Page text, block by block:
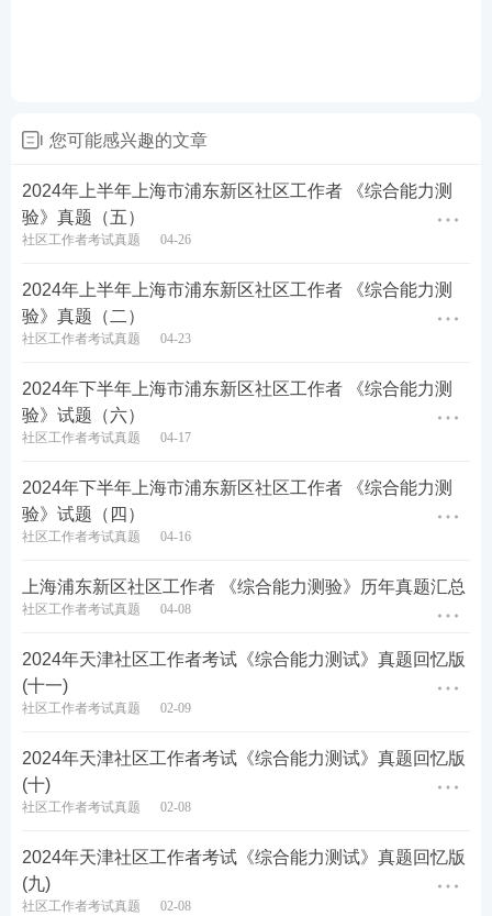
B.一种文明如果没有同其他文明交流互鉴，就不能保
持旺盛生命活力
C.一种文明如果同其他文明交流互鉴、取长补短，就
能保持旺盛生命活力
D.一种文明如果没有保持旺盛生命活力，它就没有同
其他文明取长补短
26、甲先生：鲍勃是个好男人，我觉得他在做他的工
的员工。乙女士：我不同意，鲍勃不是个好男人，他
以下哪项是对甲乙的争论最恰当的解释？
B.乙说的有道理，在道德上拥有美德的男人才是好男
人
C.甲和乙说的都有各自的合理之处
D.甲和乙对好男人这一核心概念的界定不同
您可能感兴趣的文章
2024年上半年上海市浦东新区社区工作者 《综合能力测
验》真题（五）
社区工作者考试真题 04-26
2024年上半年上海市浦东新区社区工作者 《综合能力测
验》真题（二）
社区工作者考试真题 04-23
2024年下半年上海市浦东新区社区工作者 《综合能力测
验》试题（六）
社区工作者考试真题 04-17
2024年下半年上海市浦东新区社区工作者 《综合能力测
验》试题（四）
社区工作者考试真题 04-16
上海浦东新区社区工作者 《综合能力测验》历年真题汇总
社区工作者考试真题 04-08
2024年天津社区工作者考试《综合能力测试》真题回忆版
(十一)
社区工作者考试真题 02-09
2024年天津社区工作者考试《综合能力测试》真题回忆版
(十)
社区工作者考试真题 02-08
2024年天津社区工作者考试《综合能力测试》真题回忆版
(九)
社区工作者考试真题 02-08